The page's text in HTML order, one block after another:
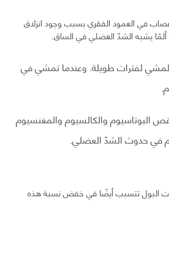
في العمود الفقري بسبب وجود انزلاق
يشبه الشدّ العضلي في الساق.
المشي لفترات طويلة. وعندما تمشي في
البوتاسيوم والكالسيوم والمغنسيوم
في حدوث الشدّ العضلي.
البول تتسبب أيضًا في خفض نسبة هذه